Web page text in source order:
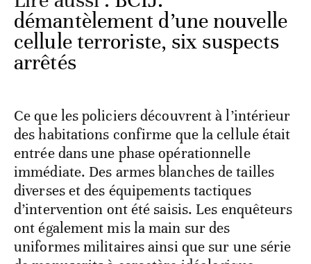
démantèlement d’une nouvelle
cellule terroriste, six suspects
arrêtés
Ce que les policiers découvrent à l’intérieur
des habitations confirme que la cellule était
entrée dans une phase opérationnelle
immédiate. Des armes blanches de tailles
diverses et des équipements tactiques
d’intervention ont été saisis. Les enquêteurs
ont également mis la main sur des
uniformes militaires ainsi que sur une série